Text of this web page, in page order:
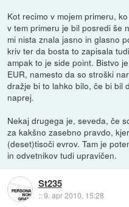
Kot recimo v mojem primeru,
v tem primeru je bil posredi še
mi nista znala jasno in glasno
kriv ter da bosta to zapisala
ampak to je side point. Bistvo
EUR, namesto da so stroški
dražje bi to lahko bilo, če bi bil
naprej.
Nekaj drugega je, seveda, če
za kakšno zasebno pravdo,
(deset)tisoči evrov. Tam je
in odvetnikov tudi upravičen.
St235
::9. apr 2010, 15:28